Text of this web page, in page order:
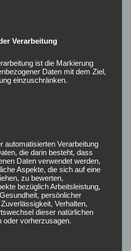
wird eine zusätzliche
Steuern oder Kosten fallen
bis zu 14 Tage. Auf evtl.
weisen wir auf der
hin, da wir exklusiv die Ware
USA oder anderen nicht
beim Lieferanten beziehen.
per Vorkasse,
Lastschrift (Skrill), Giropay
(Skrill). Transaktionen
Verarbeitung
ist die Markierung
Daten mit dem Ziel,
einzuschränken.
automatisierten Verarbeitung
die darin besteht, dass
Daten verwendet werden,
Aspekte, die sich auf eine
zu bewerten,
bezüglich Arbeitsleistung,
persönlicher
Verhalten,
dieser natürlichen
oder vorherzusagen.